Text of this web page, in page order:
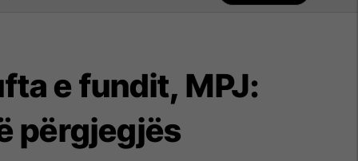
e fundit, MPJ:
përgjegjës